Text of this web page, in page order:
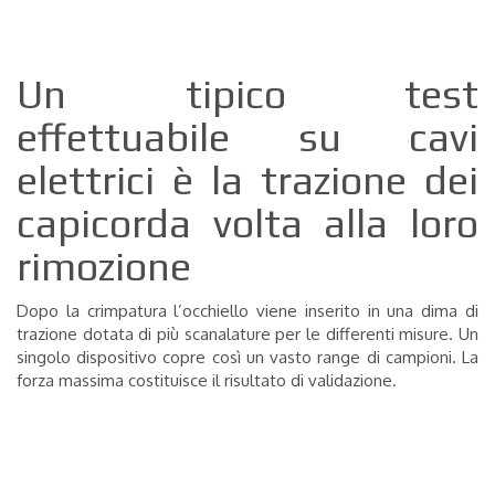
Un tipico test
effettuabile su cavi
elettrici è la trazione dei
capicorda volta alla loro
rimozione
Dopo la crimpatura l’occhiello viene inserito in una dima di
trazione dotata di più scanalature per le differenti misure. Un
singolo dispositivo copre così un vasto range di campioni. La
forza massima costituisce il risultato di validazione.